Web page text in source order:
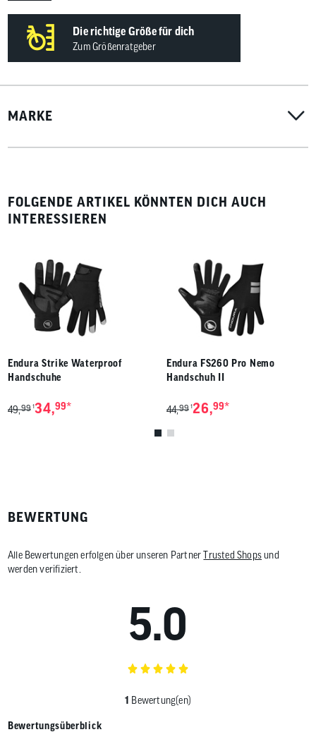
Die richtige Größe für dich
Zum Größenratgeber
MARKE
FOLGENDE ARTIKEL KÖNNTEN DICH AUCH
INTERESSIEREN
Endura Strike Waterproof
Handschuhe
49,99 134,99*
Endura FS260 Pro Nemo
Handschuh II
44,99 126,99*
BEWERTUNG
Alle Bewertungen erfolgen über unseren PartnerTrusted Shopsund
werden verifiziert.
5.0
1 Bewertung(en)
Bewertungsüberblick